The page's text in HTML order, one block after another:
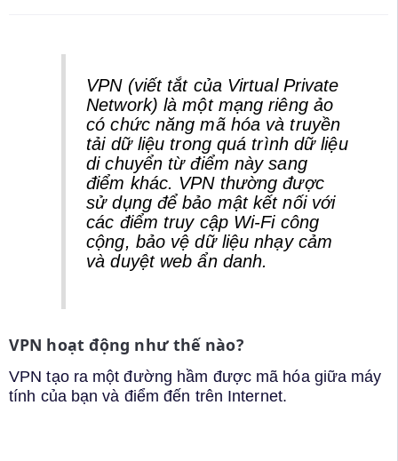
VPN (viết tắt của Virtual Private
Network) là một mạng riêng ảo
có chức năng mã hóa và truyền
tải dữ liệu trong quá trình dữ liệu
di chuyển từ điểm này sang
điểm khác. VPN thường được
sử dụng để bảo mật kết nối với
các điểm truy cập Wi-Fi công
cộng, bảo vệ dữ liệu nhạy cảm
và duyệt web ẩn danh.
VPN hoạt động như thế nào?
VPN tạo ra một đường hầm được mã hóa giữa máy
tính của bạn và điểm đến trên Internet.